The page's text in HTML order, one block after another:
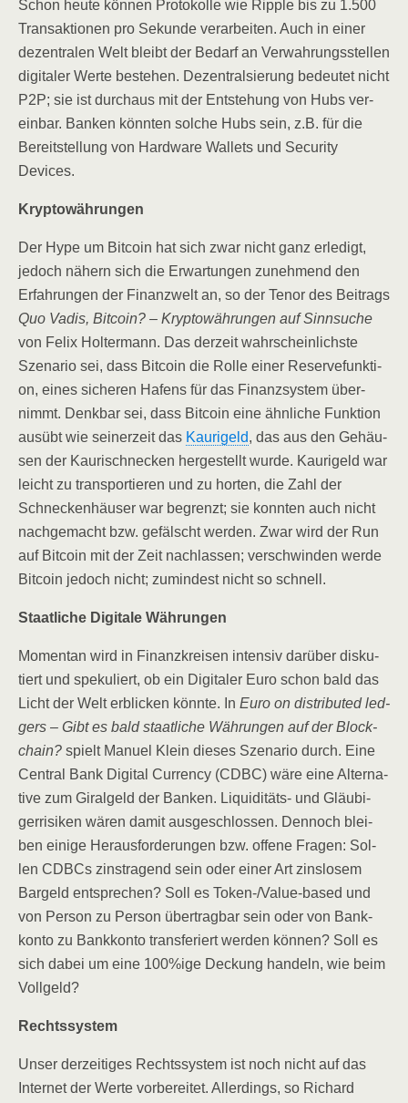
Schon heu­te kön­nen Pro­to­kol­le wie Ripp­le bis zu 1.500
Trans­ak­tio­nen pro Sekun­de ver­ar­bei­ten. Auch in einer
dezen­tra­len Welt bleibt der Bedarf an Ver­wah­rungs­stel­len
digi­ta­ler Wer­te bestehen. Dezen­tral­sie­rung bedeu­tet nicht
P2P; sie ist durch­aus mit der Ent­ste­hung von Hubs ver­
ein­bar. Ban­ken könn­ten sol­che Hubs sein, z.B. für die
Bereit­stel­lung von Hard­ware Wal­lets und Secu­ri­ty
Devices.
Kryp­to­wäh­run­gen
Der Hype um Bit­co­in hat sich zwar nicht ganz erle­digt,
jedoch nähern sich die Erwar­tun­gen zuneh­mend den
Erfah­run­gen der Finanz­welt an, so der Tenor des Bei­trags
Quo Vadis, Bit­co­in? – Kryp­to­wäh­run­gen auf Sinn­su­che
von Felix Hol­ter­mann. Das der­zeit wahr­schein­lichs­te
Sze­na­rio sei, dass Bit­co­in die Rol­le einer Reser­ve­funk­ti­
on, eines siche­ren Hafens für das Finanz­sys­tem über­
nimmt. Denk­bar sei, dass Bit­co­in eine ähn­li­che Funk­ti­on
aus­übt wie sei­ner­zeit das Kaur­igeld, das aus den Gehäu­
sen der Kau­ri­schne­cken her­ge­stellt wur­de. Kaur­igeld war
leicht zu trans­por­tie­ren und zu hor­ten, die Zahl der
Schne­cken­häu­ser war begrenzt; sie konn­ten auch nicht
nach­ge­macht bzw. gefälscht wer­den. Zwar wird der Run
auf Bit­co­in mit der Zeit nach­las­sen; ver­schwin­den wer­de
Bit­co­in jedoch nicht; zumin­dest nicht so schnell.
Staat­li­che Digi­ta­le Währungen
Momen­tan wird in Finanz­krei­sen inten­siv dar­über dis­ku­
tiert und spe­ku­liert, ob ein Digi­ta­ler Euro schon bald das
Licht der Welt erbli­cken könn­te. In Euro on dis­tri­bu­ted led­
gers – Gibt es bald staat­li­che Wäh­run­gen auf der Block­
chain? spielt Manu­el Klein die­ses Sze­na­rio durch. Eine
Cen­tral Bank Digi­tal Cur­ren­cy (CDBC) wäre eine Alter­na­
ti­ve zum Giral­geld der Ban­ken. Liqui­di­täts- und Gläu­bi­
ger­ri­si­ken wären damit aus­ge­schlos­sen. Den­noch blei­
ben eini­ge Her­aus­for­de­run­gen bzw. offe­ne Fra­gen: Sol­
len CDBCs zinstra­gend sein oder einer Art zins­lo­sem
Bar­geld ent­spre­chen? Soll es Token-/Va­lue-based und
von Per­son zu Per­son über­trag­bar sein oder von Bank­
kon­to zu Bank­kon­to trans­fe­riert wer­den kön­nen? Soll es
sich dabei um eine 100%ige Deckung han­deln, wie beim
Vollgeld?
Rechts­sys­tem
Unser der­zei­ti­ges Rechts­sys­tem ist noch nicht auf das
Inter­net der Wer­te vor­be­rei­tet. Aller­dings, so Richard